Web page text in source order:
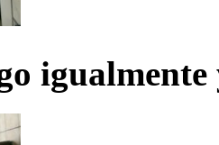
igualmente